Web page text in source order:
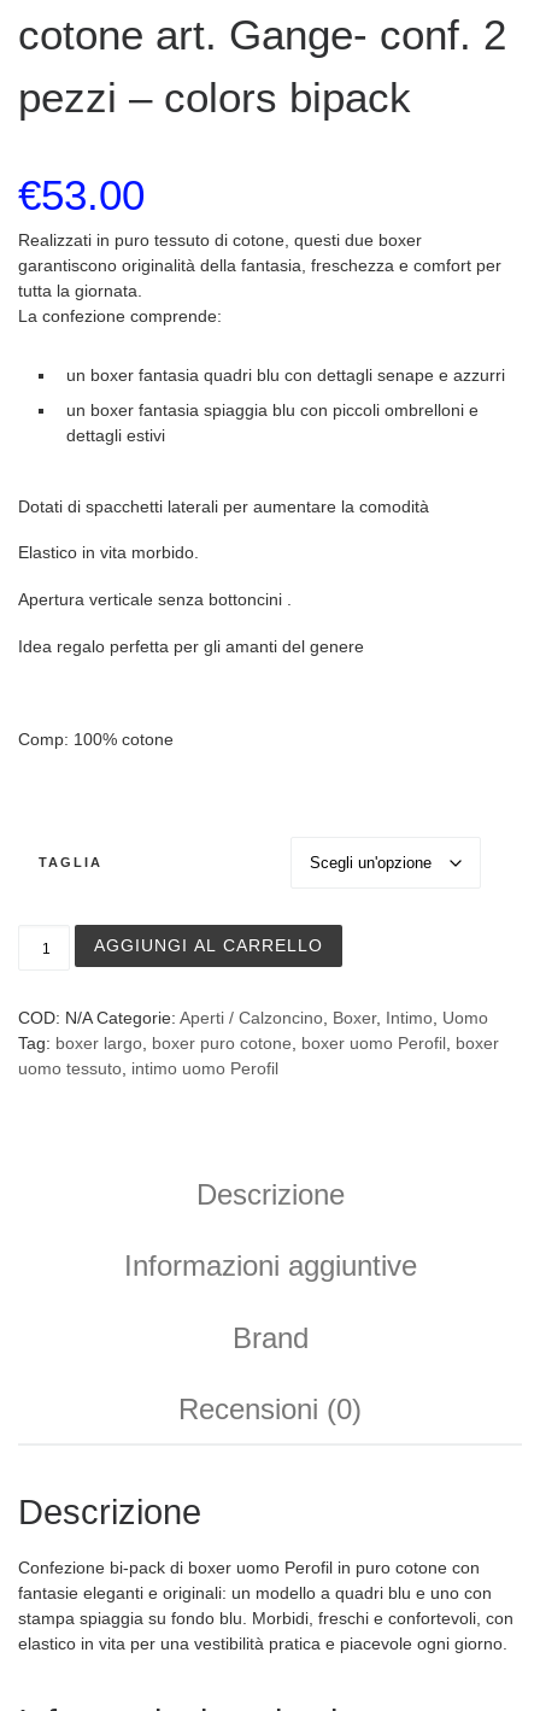
cotone art. Gange- conf. 2
pezzi – colors bipack
€53.00
Realizzati in puro tessuto di cotone, questi due boxer
garantiscono originalità della fantasia, freschezza e comfort per
tutta la giornata.
La confezione comprende:
un boxer fantasia quadri blu con dettagli senape e azzurri
un boxer fantasia spiaggia blu con piccoli ombrelloni e
dettagli estivi
Dotati di spacchetti laterali per aumentare la comodità
Elastico in vita morbido.
Apertura verticale senza bottoncini .
Idea regalo perfetta per gli amanti del genere
Comp: 100% cotone
TAGLIA
Boxer Perofil in tessuto di cotone art. Gange- conf. 2
AGGIUNGI AL CARRELLO
COD: N/A Categorie: Aperti / Calzoncino Boxer, Intimo Uomo
Tag: boxer largo boxer puro cotone boxer uomo Perofil boxer
uomo tessuto intimo uomo Perofil
Descrizione
Informazioni aggiuntive
Brand
Recensioni (0)
Descrizione
Confezione bi-pack di boxer uomo Perofil in puro cotone con
fantasie eleganti e originali: un modello a quadri blu e uno con
stampa spiaggia su fondo blu. Morbidi, freschi e confortevoli, con
elastico in vita per una vestibilità pratica e piacevole ogni giorno.